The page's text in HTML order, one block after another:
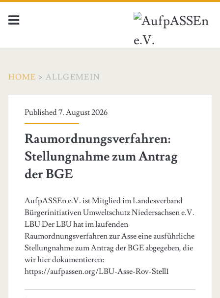
HOME > ALLGEMEIN
Kategorie:
<span>Allgemein</
Published 7. August 2026
Raumordnungsverfahren:
Stellungnahme zum Antrag
der BGE
AufpASSEn e.V. ist Mitglied im Landesverband
Bürgerinitiativen Umweltschutz Niedersachsen e.V.
LBU Der LBU hat im laufenden
Raumordnungsverfahren zur Asse eine ausführliche
Stellungnahme zum Antrag der BGE abgegeben, die
wir hier dokumentieren:
https://aufpassen.org/LBU-Asse-Rov-Stell1